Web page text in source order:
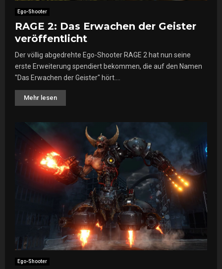
Ego-Shooter
RAGE 2: Das Erwachen der Geister
veröffentlicht
Der völlig abgedrehte Ego-Shooter RAGE 2 hat nun seine
erste Erweiterung spendiert bekommen, die auf den Namen
"Das Erwachen der Geister" hört....
Mehr lesen
Ego-Shooter